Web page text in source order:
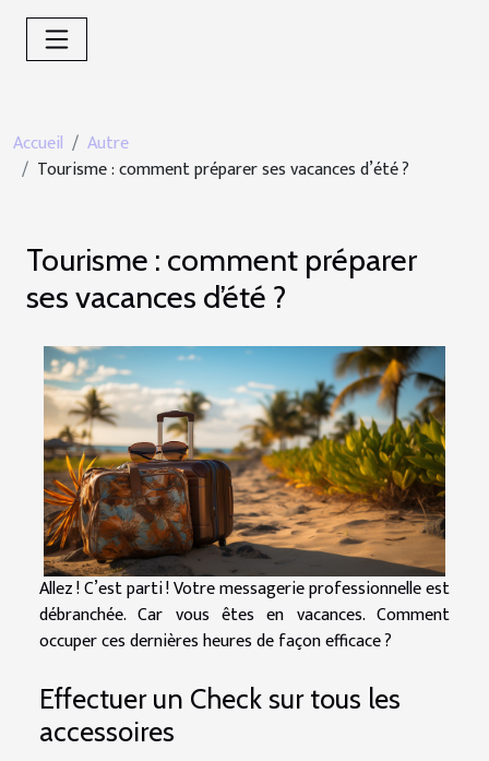
Accueil
Autre
Tourisme : comment préparer ses vacances d’été ?
Tourisme : comment préparer
ses vacances d’été ?
Allez ! C’est parti ! Votre messagerie professionnelle est
débranchée. Car vous êtes en vacances. Comment
occuper ces dernières heures de façon efficace ?
Effectuer un Check sur tous les
accessoires